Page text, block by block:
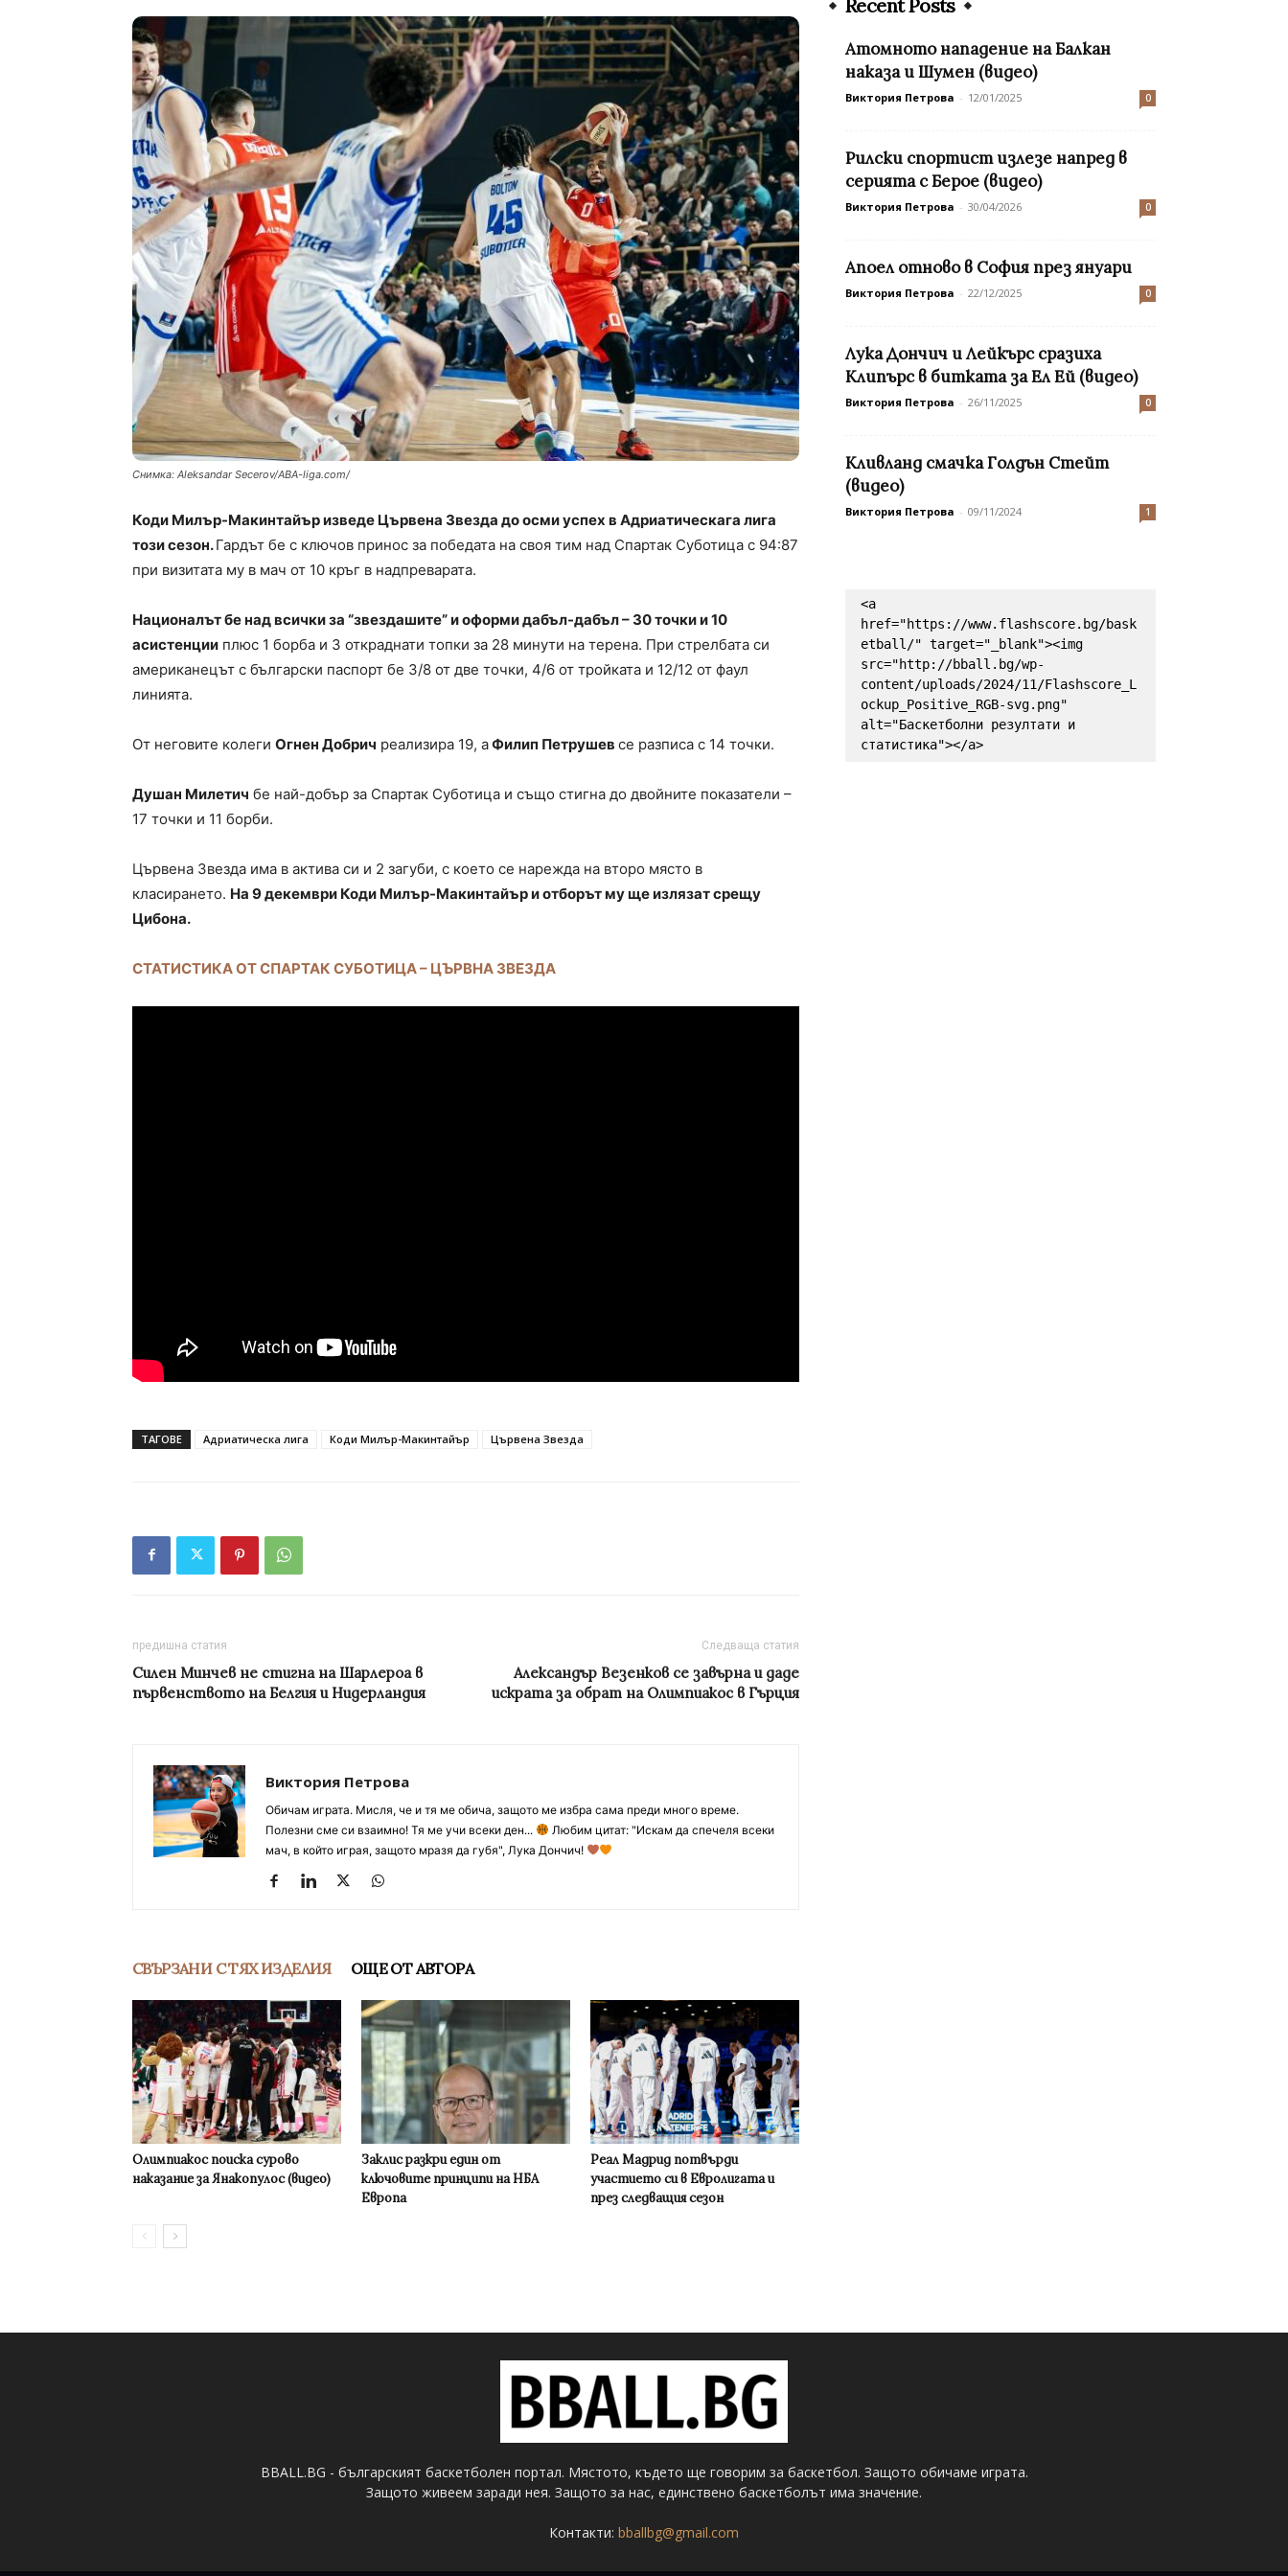
Снимка: Aleksandar Secerov/ABA-liga.com/
Коди Милър-Макинтайър изведе Цървена Звезда до осми успех в Адриатическага лига
този сезон.Гардът бе с ключов принос за победата на своя тим над Спартак Суботица с 94:87
при визитата му в мач от 10 кръг в надпреварата.
Националът бе над всички за “звездашите” и оформи дабъл-дабъл – 30 точки и 10
асистенции плюс 1 борба и 3 откраднати топки за 28 минути на терена. При стрелбата си
американецът с български паспорт бе 3/8 от две точки, 4/6 от тройката и 12/12 от фаул
линията.
От неговите колеги Огнен Добрич реализира 19, аФилип Петрушев се разписа с 14 точки.
Душан Милетич бе най-добър за Спартак Суботица и също стигна до двойните показатели –
17 точки и 11 борби.
Цървена Звезда има в актива си и 2 загуби, с което се нарежда на второ място в
класирането. На 9 декември Коди Милър-Макинтайър и отборът му ще излязат срещу
Цибона.
СТАТИСТИКА ОТ СПАРТАК СУБОТИЦА – ЦЪРВНА ЗВЕЗДА
ТАГОВЕ Адриатическа лига Коди Милър-Макинтайър Цървена Звезда
предишна статия
Силен Минчев не стигна на Шарлероа в
първенството на Белгия и Нидерландия
Следваща статия
Александър Везенков се завърна и даде
искрата за обрат на Олимпиакос в Гърция
Виктория Петрова
Обичам играта. Мисля, че и тя ме обича, защото ме избра сама преди много време.
Полезни сме си взаимно! Тя ме учи всеки ден...
Любим цитат: "Искам да спечеля всеки
мач, в който играя, защото мразя да губя", Лука Дончич!
СВЪРЗАНИ С ТЯХ ИЗДЕЛИЯ ОЩЕ ОТ АВТОРА
Олимпиакос поиска сурово
наказание за Янакопулос (видео)
Заклис разкри един от
ключовите принципи на НБА
Европа
Реал Мадрид потвърди
участието си в Евролигата и
през следващия сезон
Recent Posts
Атомното нападение на Балкан
наказа и Шумен (видео)
Виктория Петрова - 12/01/2025 0
Рилски спортист излезе напред в
серията с Берое (видео)
Виктория Петрова - 30/04/2026 0
Апоел отново в София през януари
Виктория Петрова - 22/12/2025 0
Лука Дончич и Лейкърс сразиха
Клипърс в битката за Ел Ей (видео)
Виктория Петрова - 26/11/2025 0
Кливланд смачка Голдън Стейт
(видео)
Виктория Петрова - 09/11/2024 1
<a
href="https://www.flashscore.bg/bask
etball/" target="_blank"><img
src="http://bball.bg/wp-
content/uploads/2024/11/Flashscore_L
ockup_Positive_RGB-svg.png"
alt="Баскетболни резултати и
статистика"></a>
BBALL.BG - българският баскетболен портал. Мястото, където ще говорим за баскетбол. Защото обичаме играта.
Защото живеем заради нея. Защото за нас, единствено баскетболът има значение.
Контакти: bballbg@gmail.com